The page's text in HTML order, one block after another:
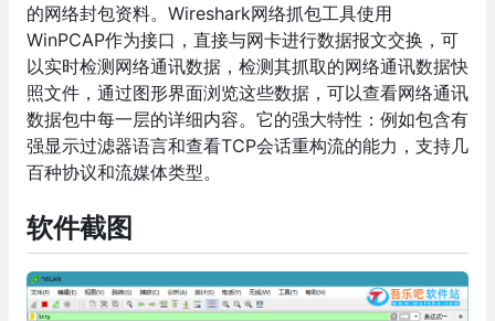
的网络封包资料。Wireshark网络抓包工具使用
WinPCAP作为接口，直接与网卡进行数据报文交换，可
以实时检测网络通讯数据，检测其抓取的网络通讯数据快
照文件，通过图形界面浏览这些数据，可以查看网络通讯
数据包中每一层的详细内容。它的强大特性：例如包含有
强显示过滤器语言和查看TCP会话重构流的能力，支持几
百种协议和流媒体类型。
软件截图